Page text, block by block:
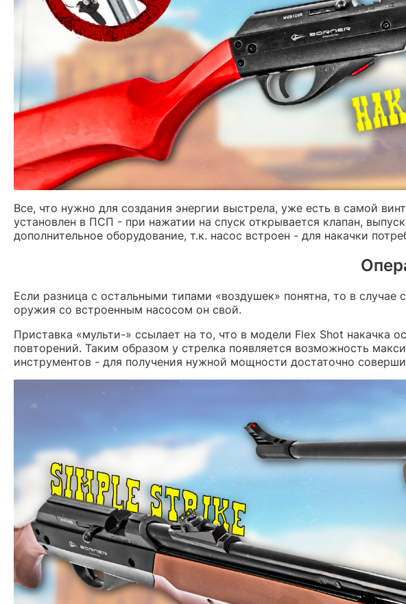
Все, что нужно для создания энергии выстрела, уже есть в самой
установлен в ПСП - при нажатии на спуск открывается клапан,
дополнительное оборудование, т.к. насос встроен - для накачки
Если разница с остальными типами «воздушек» понятна, то в
оружия со встроенным насосом он свой.
Приставка «мульти-» ссылает на то, что в модели Flex Shot накачка
повторений. Таким образом у стрелка появляется возможность
инструментов - для получения нужной мощности достаточно